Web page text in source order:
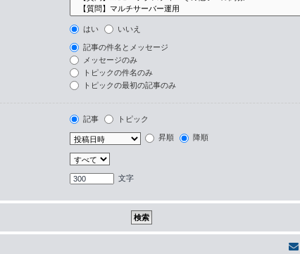
はい いいえ
記事の件名とメッセージ
メッセージのみ
トピックの件名のみ
トピックの最初の記事のみ
記事 トピック
昇順 降順
文字